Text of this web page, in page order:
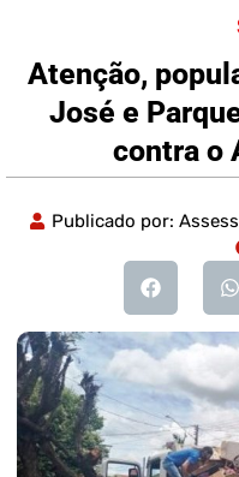
Atenção,
José e
contra o
Publicado por: